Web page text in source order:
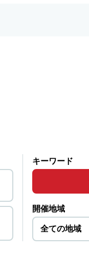
開催地域
キーワード